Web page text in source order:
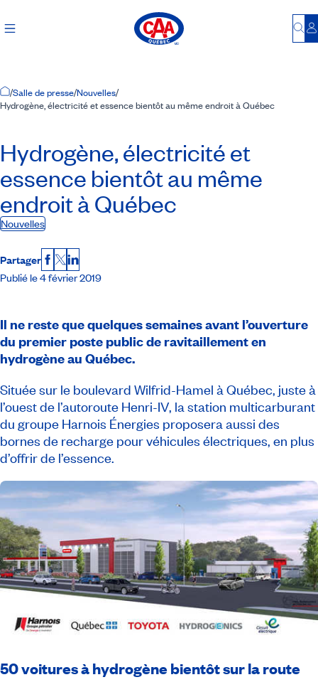
Accueil
/Salle de presse/Nouvelles/
Hydrogène, électricité et essence bientôt au même endroit à Québec
Hydrogène, électricité et
essence bientôt au même
endroit à Québec
Nouvelles
Partager Facebook
X LinkedIn
Publié le 4 février 2019
Il ne reste que quelques semaines avant l’ouverture
du premier poste public de ravitaillement en
hydrogène au Québec.
Située sur le boulevard Wilfrid-Hamel à Québec, juste à
l’ouest de l’autoroute Henri-IV, la station multicarburant
du groupe Harnois Énergies proposera aussi des
bornes de recharge pour véhicules électriques, en plus
d’offrir de l’essence.
50 voitures à hydrogène bientôt sur la route